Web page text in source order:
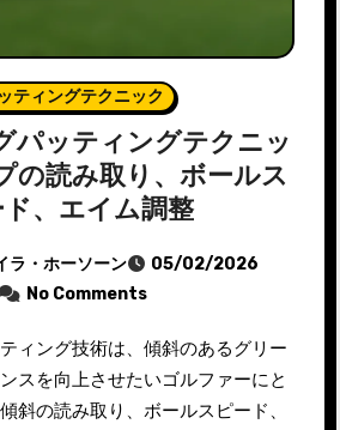
ティングテクニック
パッティングテクニッ
の読み取り、ボールス
ド、エイム調整
ラ・ホーソーン
05/02/2026
No Comments
スを向上させたいゴルファーにと
斜の読み取り、ボールスピード、